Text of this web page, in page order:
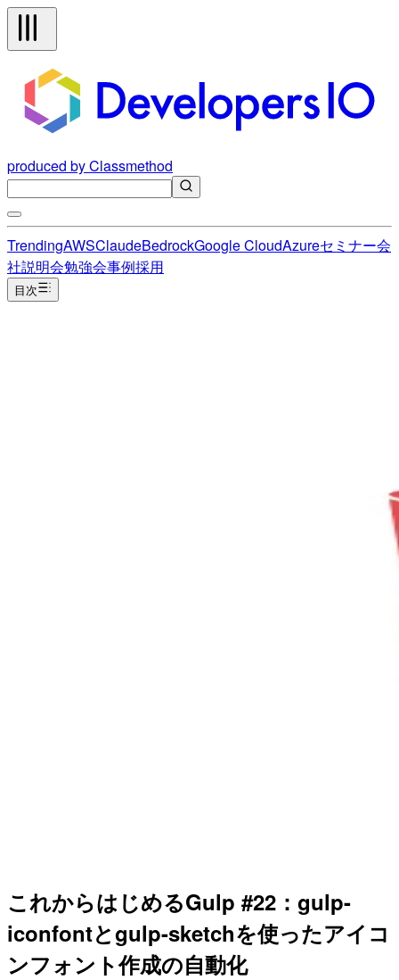
produced by Classmethod
TrendingAWSClaudeBedrockGoogle CloudAzureセミナー会
社説明会勉強会事例採用
目次
これからはじめるGulp #22：gulp-
iconfontとgulp-sketchを使ったアイコ
ンフォント作成の自動化